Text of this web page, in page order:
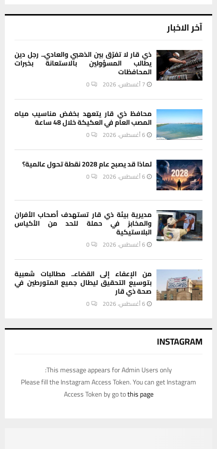
آخر الاخبار
ذي قار لا تفرّق بين الذهبي والعادي.. رجل دين
يطالب المسؤولين بالاستعانة بخبرات
المحافظات
7 أغسطس، 2026 0
محافظ ذي قار يتعهد بخفض مناسيب مياه
المصب العام في العكيكة خلال 48 ساعة
6 أغسطس، 2026 0
لماذا قد يصبح عام 2028 نقطة تحول عالمية؟
6 أغسطس، 2026 0
مديرية بيئة ذي قار تستهدف أصحاب الأفران
والمخابز في حملة للحد من الأكياس
البلاستيكية
6 أغسطس، 2026 0
من الإعفاء إلى القضاء.. مطالبات شعبية
بتوسيع التحقيق ليطال جميع المتورطين في
صحة ذي قار
6 أغسطس، 2026 0
INSTAGRAM
This message appears for Admin Users only:
Please fill the Instagram Access Token. You can get Instagram
Access Token by go tothis page